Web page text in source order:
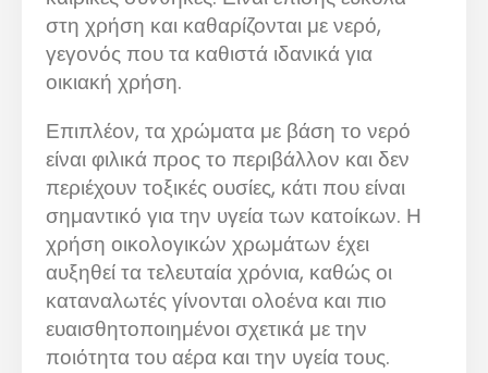
στη χρήση και καθαρίζονται με νερό,
γεγονός που τα καθιστά ιδανικά για
οικιακή χρήση.
Επιπλέον, τα χρώματα με βάση το νερό
είναι φιλικά προς το περιβάλλον και δεν
περιέχουν τοξικές ουσίες, κάτι που είναι
σημαντικό για την υγεία των κατοίκων. Η
χρήση οικολογικών χρωμάτων έχει
αυξηθεί τα τελευταία χρόνια, καθώς οι
καταναλωτές γίνονται ολοένα και πιο
ευαισθητοποιημένοι σχετικά με την
ποιότητα του αέρα και την υγεία τους.